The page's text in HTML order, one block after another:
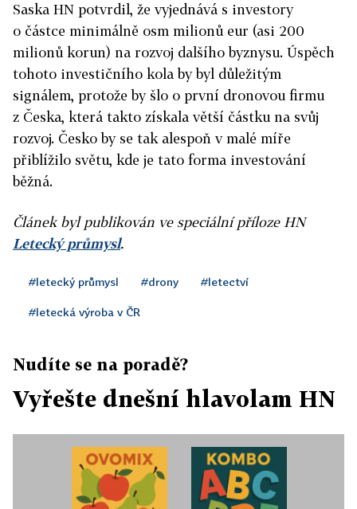
Saska HN potvrdil, že vyjednává s investory
o částce minimálně osm milionů eur (asi 200
milionů korun) na rozvoj dalšího byznysu. Úspěch
tohoto investičního kola by byl důležitým
signálem, protože by šlo o první dronovou firmu
z Česka, která takto získala větší částku na svůj
rozvoj. Česko by se tak alespoň v malé míře
přiblížilo světu, kde je tato forma investování
běžná.
Článek byl publikován ve speciální příloze HN
Letecký průmysl.
#letecký průmysl #drony #letectví
#letecká výroba v ČR
Nudíte se na poradě?
Vyřešte dnešní hlavolam HN